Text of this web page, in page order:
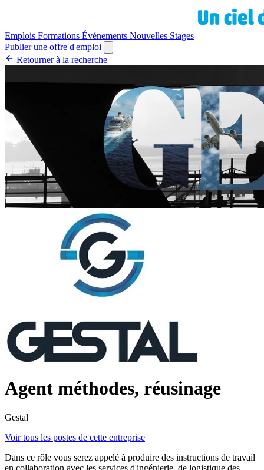
Emplois Formations Événements Nouvelles Stages
Publier une offre d'emploi
Retourner à la recherche
Agent méthodes, réusinage
Gestal
Voir tous les postes de cette entreprise
Dans ce rôle vous serez appelé à produire des instructions de travail
en collaboration avec les services d'ingénierie, de logistique des